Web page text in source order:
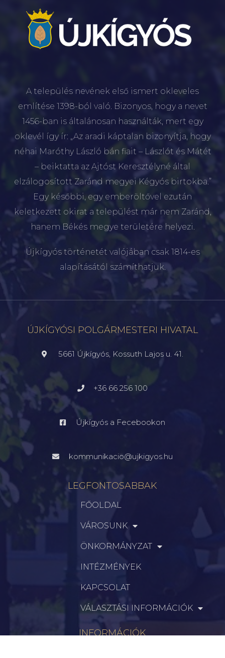
A település nevének első ismert okleveles
említése 1398-ból való. Bizonyos, hogy a nevet
1456-ban is általánosan használták, mert egy
oklevél így ír: „Az aradi káptalan bizonyítja, hogy
néhai Maróthy László bán fiait – Lászlót és Mátét
– beiktatta az Ajtóst Keresztélyné által
elzálogosított Zaránd megyei Kégyós birtokba.”
Egy későbbi, egy emberöltővel ezután
keletkezett okirat a települést már nem Zaránd,
hanem Békés megye területére helyezi.
Újkígyós történetét valójában csak 1814-es
alapításától számíthatjuk.
ÚJKÍGYÓSI POLGÁRMESTERI HIVATAL
5661 Újkígyós, Kossuth Lajos u. 41.
+36 66 256 100
Újkígyós a Fecebookon
kommunikacio@ujkigyos.hu
LEGFONTOSABBAK
FŐOLDAL
VÁROSUNK
ÖNKORMÁNYZAT
INTÉZMÉNYEK
KAPCSOLAT
VÁLASZTÁSI INFORMÁCIÓK
INFORMÁCIÓK